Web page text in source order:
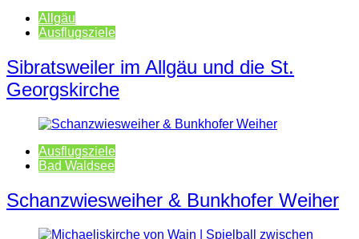
Allgäu
Ausflugsziele
Sibratsweiler im Allgäu und die St.
Georgskirche
Ausflugsziele
Bad Waldsee
Schanzwiesweiher & Bunkhofer Weiher